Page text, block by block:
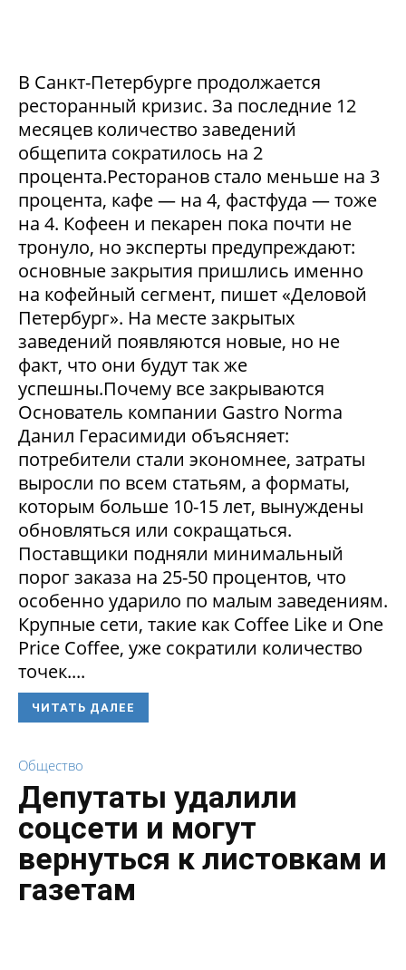
В Санкт-Петербурге продолжается
ресторанный кризис. За последние 12
месяцев количество заведений
общепита сократилось на 2
процента.Ресторанов стало меньше на 3
процента, кафе — на 4, фастфуда — тоже
на 4. Кофеен и пекарен пока почти не
тронуло, но эксперты предупреждают:
основные закрытия пришлись именно
на кофейный сегмент, пишет «Деловой
Петербург». На месте закрытых
заведений появляются новые, но не
факт, что они будут так же
успешны.Почему все закрываются
Основатель компании Gastro Norma
Данил Герасимиди объясняет:
потребители стали экономнее, затраты
выросли по всем статьям, а форматы,
которым больше 10-15 лет, вынуждены
обновляться или сокращаться.
Поставщики подняли минимальный
порог заказа на 25-50 процентов, что
особенно ударило по малым заведениям.
Крупные сети, такие как Coffee Like и One
Price Coffee, уже сократили количество
точек....
ЧИТАТЬ ДАЛЕЕ
Общество
Депутаты удалили
соцсети и могут
вернуться к листовкам и
газетам